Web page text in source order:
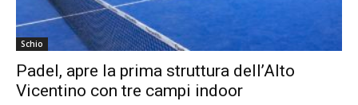
Schio
Padel, apre la prima struttura dell’Alto
Vicentino con tre campi indoor